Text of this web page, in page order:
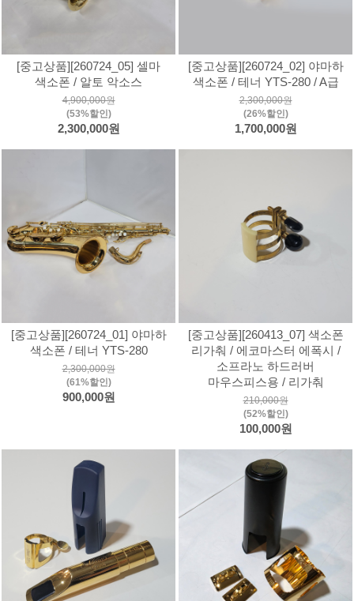
[중고상품][260724_05] 셀마
색소폰 / 알토 악소스
4,900,000원
(53%할인)
2,300,000원
[중고상품][260724_02] 야마하
색소폰 / 테너 YTS-280 / A급
2,300,000원
(26%할인)
1,700,000원
[중고상품][260724_01] 야마하
색소폰 / 테너 YTS-280
2,300,000원
(61%할인)
900,000원
[중고상품][260413_07] 색소폰
리가춰 / 에코마스터 에폭시 /
소프라노 하드러버
마우스피스용 / 리가춰
210,000원
(52%할인)
100,000원